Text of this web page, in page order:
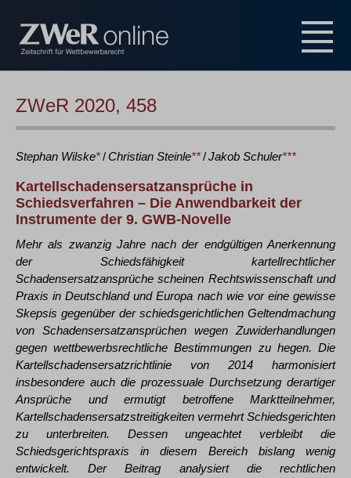
ZWeR 2020, 458
Stephan Wilske*/Christian Steinle**/Jakob Schuler***
Kartellschadensersatzansprüche in
Schiedsverfahren – Die Anwendbarkeit der
Instrumente der 9. GWB-Novelle
Mehr als zwanzig Jahre nach der endgültigen Anerkennung
der Schiedsfähigkeit kartellrechtlicher
Schadensersatzansprüche scheinen Rechtswissenschaft und
Praxis in Deutschland und Europa nach wie vor eine gewisse
Skepsis gegenüber der schiedsgerichtlichen Geltendmachung
von Schadensersatzansprüchen wegen Zuwiderhandlungen
gegen wettbewerbsrechtliche Bestimmungen zu hegen. Die
Kartellschadensersatzrichtlinie von 2014 harmonisiert
insbesondere auch die prozessuale Durchsetzung derartiger
Ansprüche und ermutigt betroffene Marktteilnehmer,
Kartellschadensersatzstreitigkeiten vermehrt Schiedsgerichten
zu unterbreiten. Dessen ungeachtet verbleibt die
Schiedsgerichtspraxis in diesem Bereich bislang wenig
entwickelt. Der Beitrag analysiert die rechtlichen